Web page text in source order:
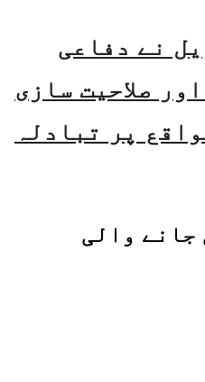
نے دفاعی
صلاحیت سازی
پر تبادلہ
جانے والی